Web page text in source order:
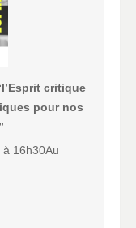
critique
pour nos
16h30Au